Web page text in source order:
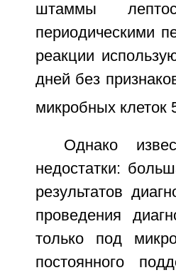
штаммы
периодическими
реакции
дней без
микробных клеток
Однако
недостатки:
результатов
проведения
только под
постоянного